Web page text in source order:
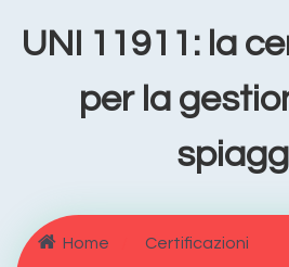
UNI 11911: la
per la
Home
Certificazioni